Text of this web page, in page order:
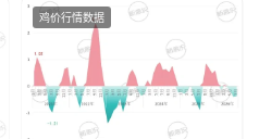
鸡价行情数据